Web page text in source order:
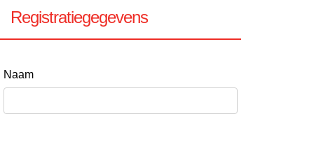
Registratiegegevens
Naam